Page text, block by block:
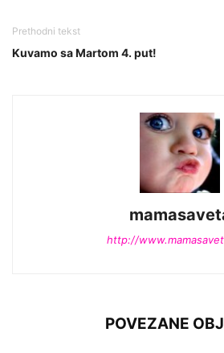
Prethodni tekst
Kuvamo sa Martom 4. put!
http://
POVEZANE